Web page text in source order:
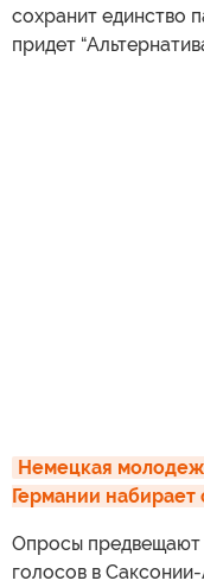
сохранит единство
придет
Немецкая
Германии набирает
Опросы предвещают
голосов в